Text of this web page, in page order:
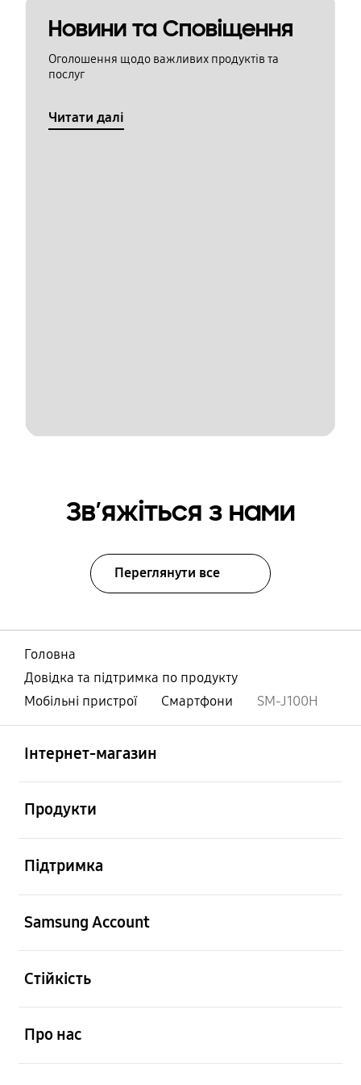
Новини та Сповіщення
Оголошення щодо важливих продуктів та
послуг
Читати далі
Зв’яжіться з нами
Переглянути все
Головна
Довідка та підтримка по продукту
Мобільні пристрої
Смартфони SM-J100H
Інтернет-магазин
Продукти
Підтримка
Samsung Account
Стійкість
Про нас